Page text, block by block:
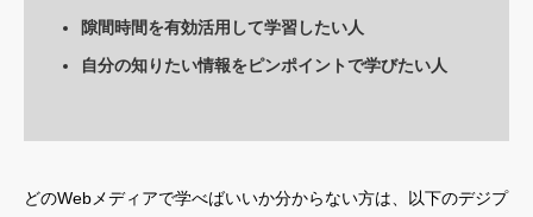
隙間時間を有効活用して学習したい人
自分の知りたい情報をピンポイントで学びたい人
どのWebメディアで学べばいいか分からない方は、以下のデジプ